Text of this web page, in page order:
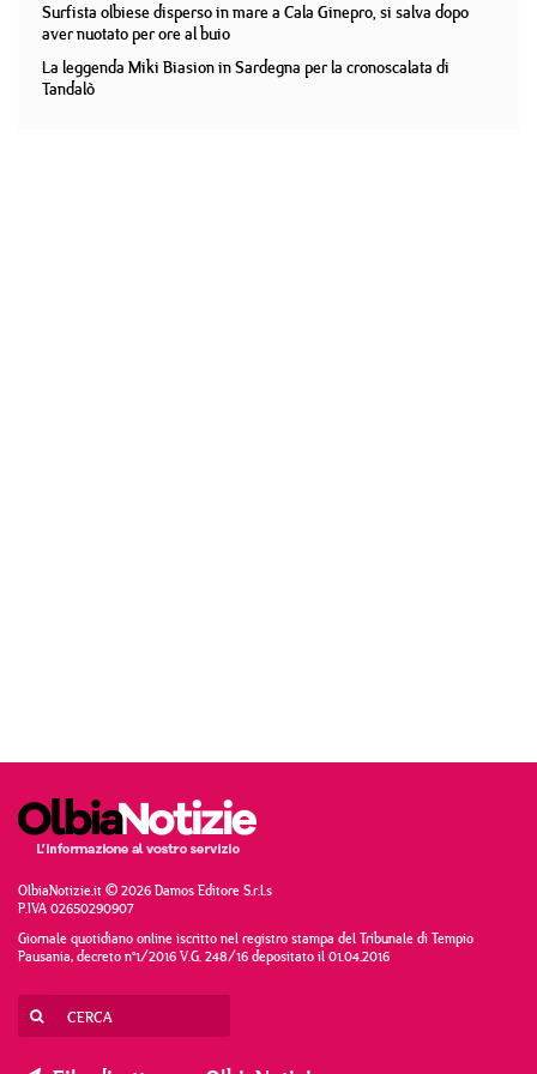
Surfista olbiese disperso in mare a Cala Ginepro, si salva dopo
aver nuotato per ore al buio
La leggenda Miki Biasion in Sardegna per la cronoscalata di
Tandalò
OlbiaNotizie.it © 2026 Damos Editore S.r.l.s
P.IVA 02650290907
Giornale quotidiano online iscritto nel registro stampa del Tribunale di Tempio
Pausania, decreto n°1/2016 V.G. 248/16 depositato il 01.04.2016